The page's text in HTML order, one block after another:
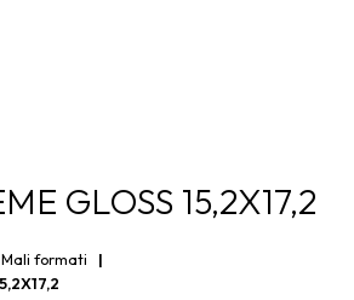
GLOSS 15,2X17,2
Mali formati